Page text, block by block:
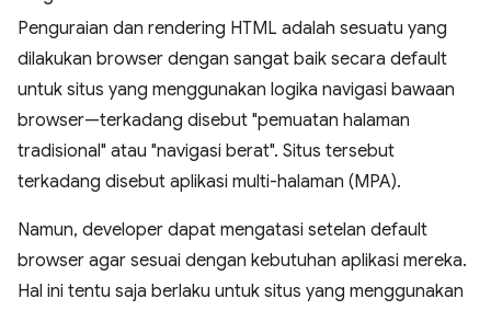
Penguraian dan rendering HTML adalah sesuatu yang
dilakukan browser dengan sangat baik secara default
untuk situs yang menggunakan logika navigasi bawaan
browser—terkadang disebut "pemuatan halaman
tradisional" atau "navigasi berat". Situs tersebut
terkadang disebut aplikasi multi-halaman (MPA).
Namun, developer dapat mengatasi setelan default
browser agar sesuai dengan kebutuhan aplikasi mereka.
Hal ini tentu saja berlaku untuk situs yang menggunakan